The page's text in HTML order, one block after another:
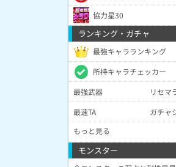
協力星30
ランキング・ガチャ
最強キャラランキング
所持キャラチェッカー
最強武器
リセマ
最速TA
ガチャ
もっと見る
モンスター